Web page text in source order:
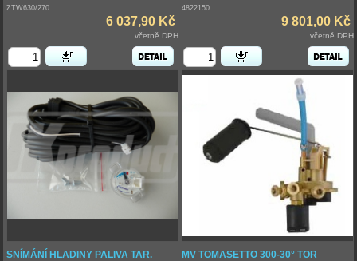
ZTW630/270
6 037,90 Kč
včetně DPH
4822150
9 801,00 Kč
včetně DPH
SNÍMÁNÍ HLADINY PALIVA TAR. MV TOMASETTO 300-30° TOR